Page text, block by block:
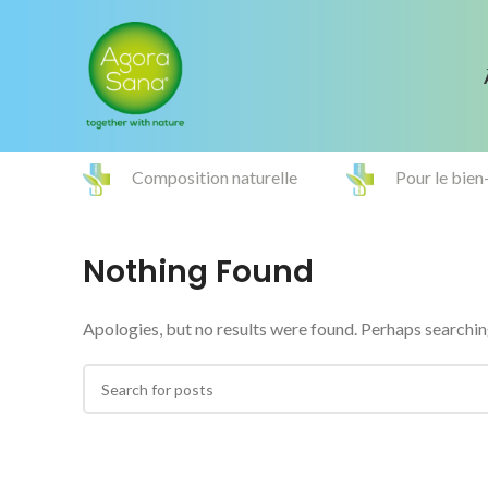
Composition naturelle Pour le
Nothing Found
Apologies, but no results were found. Perhaps